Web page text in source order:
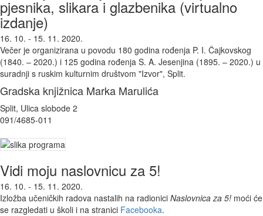
pjesnika, slikara i glazbenika (virtualno
izdanje)
16. 10. - 15. 11. 2020.
Večer je organizirana u povodu 180 godina rođenja P. I. Čajkovskog
(1840. – 2020.) i 125 godina rođenja S. A. Jesenjina (1895. – 2020.) u
suradnji s ruskim kulturnim društvom "Izvor", Split.
Gradska knjižnica Marka Marulića
Split, Ulica slobode 2
091/4685-011
Vidi moju naslovnicu za 5!
16. 10. - 15. 11. 2020.
Izložba učeničkih radova nastalih na radionici Naslovnica za 5! moći će
se razgledati u školi i na stranici Facebooka.